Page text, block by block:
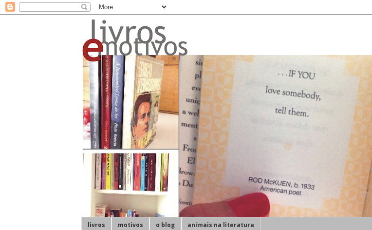
livros motivos o blog animais na literatura